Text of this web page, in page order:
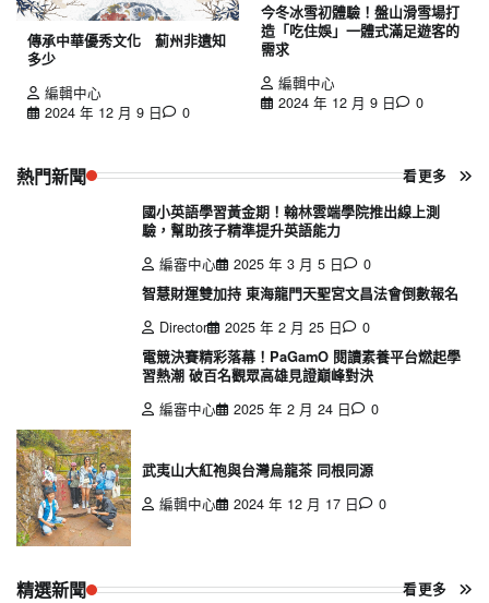
傳承中華優秀文化 薊州非遺知
多少
編輯中心
2024 年 12 月 9 日
0
今冬冰雪初體驗！盤山滑雪場打
造「吃住娛」一體式滿足遊客的
需求
編輯中心
2024 年 12 月 9 日
0
熱門新聞 看更多
國小英語學習黃金期！翰林雲端學院推出線上測
驗，幫助孩子精準提升英語能力
編審中心
2025 年 3 月 5 日
0
智慧財運雙加持 東海龍門天聖宮文昌法會倒數報名
Director
2025 年 2 月 25 日
0
電競決賽精彩落幕！PaGamO 閱讀素養平台燃起學
習熱潮 破百名觀眾高雄見證巔峰對決
編審中心
2025 年 2 月 24 日 0
武夷山大紅袍與台灣烏龍茶 同根同源
編輯中心
2024 年 12 月 17 日 0
精選新聞 看更多